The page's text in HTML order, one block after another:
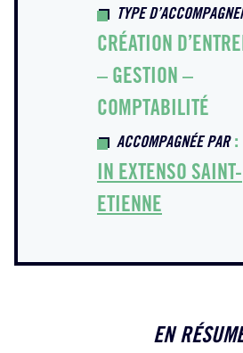
TYPE
CRÉATION
– GESTION –
COMPTABILITÉ
ACCOMPAGNÉE PAR:
IN EXTENSO SAINT-
ETIENNE
EN